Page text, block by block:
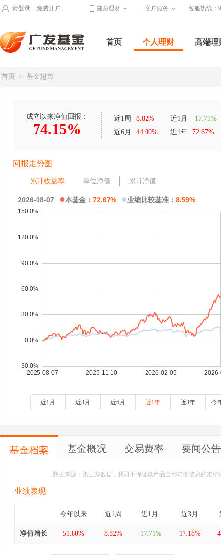
请登录 [免费开户] 随身理财 客户服务 客服热线：
首页 个人理财 高端理
首页 > 基金超市
成立以来净值回报：
74.15%
近1周 8.82% 近1月
-17.71%
近6月
44.00% 近1年 72.67%
回报走势图
累计收益率 单位净值 累计净值
2026-08-07 ●本基金： 72.67% ●业绩比较基准： 8.59%
近1月 近3月 近6月 近1年 近3年 今
基金档案 基金概况 交易费率 要闻公告
数据来源：第三方数据，我司不保证该产品全部详细信息的准
业绩表现
今年以来 近1周 近1月 近3月
净值增长 51.80% 8.82% -17.71% 17.18%